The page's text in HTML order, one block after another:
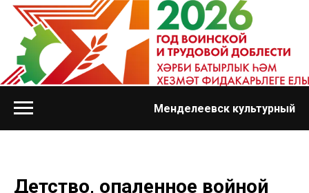
Менделеевск культурный
Детство, опаленное войной